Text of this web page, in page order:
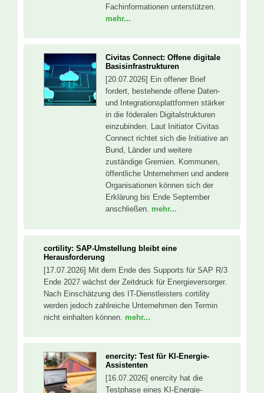
Fachinformationen unterstützen.
mehr...
Civitas Connect: Offene digitale
Basisinfrastrukturen
[20.07.2026] Ein offener Brief
fordert, bestehende offene Daten-
und Integrationsplattformen stärker
in die föderalen Digitalstrukturen
einzubinden. Laut Initiator Civitas
Connect richtet sich die Initiative an
Bund, Länder und weitere
zuständige Gremien. Kommunen,
öffentliche Unternehmen und andere
Organisationen können sich der
Erklärung bis Ende September
anschließen. mehr...
cortility: SAP-Umstellung bleibt eine
Herausforderung
[17.07.2026] Mit dem Ende des Supports für SAP R/3
Ende 2027 wächst der Zeitdruck für Energieversorger.
Nach Einschätzung des IT-Dienstleisters cortility
werden jedoch zahlreiche Unternehmen den Termin
nicht einhalten können. mehr...
enercity: Test für KI-Energie-
Assistenten
[16.07.2026] enercity hat die
Testphase eines KI-Energie-